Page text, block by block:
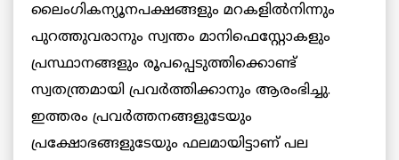
ലൈംഗികന്യൂനപക്ഷങ്ങളും മറകളില്‍നിന്നും
പുറത്തുവരാനും സ്വന്തം മാനിഫെസ്റ്റോകളും
പ്രസ്ഥാനങ്ങളും രൂപപ്പെടുത്തിക്കൊണ്ട്
സ്വതന്ത്രമായി പ്രവര്‍ത്തിക്കാനും ആരംഭിച്ചു.
ഇത്തരം പ്രവര്‍ത്തനങ്ങളുടേയും
പ്രക്ഷോഭങ്ങളുടേയും ഫലമായിട്ടാണ് പല